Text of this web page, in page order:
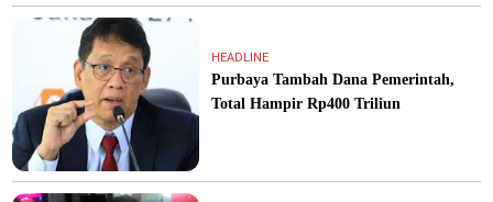
HEADLINE
Purbaya Tambah Dana Pemerintah,
Total Hampir Rp400 Triliun